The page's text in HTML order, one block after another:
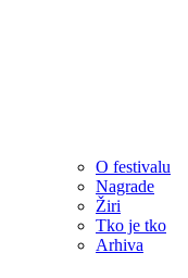
O festivalu
Nagrade
Žiri
Tko je tko
Arhiva